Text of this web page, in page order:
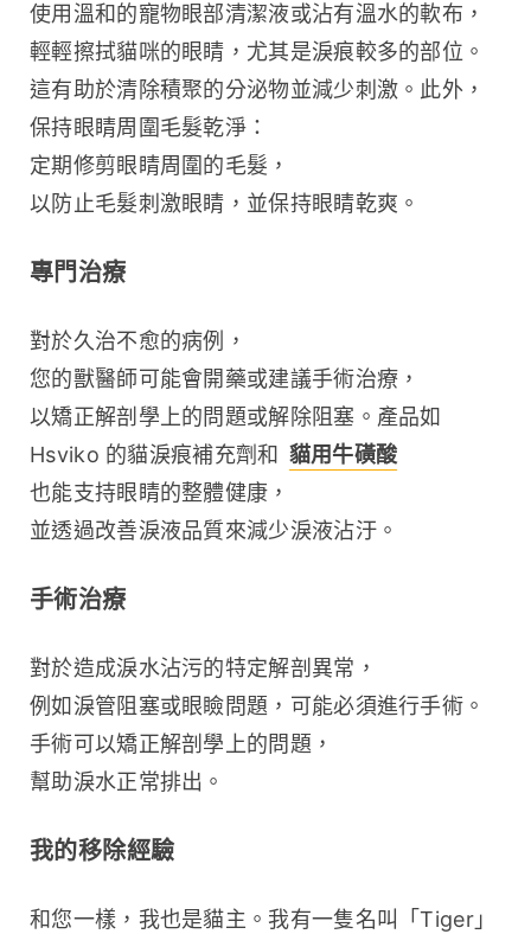
使用溫和的寵物眼部清潔液或沾有溫水的軟布，
輕輕擦拭貓咪的眼睛，尤其是淚痕較多的部位。
這有助於清除積聚的分泌物並減少刺激。此外，
保持眼睛周圍毛髮乾淨：
定期修剪眼睛周圍的毛髮，
以防止毛髮刺激眼睛，並保持眼睛乾爽。
專門治療
對於久治不愈的病例，
您的獸醫師可能會開藥或建議手術治療，
以矯正解剖學上的問題或解除阻塞。產品如
Hsviko 的貓淚痕補充劑和 貓用牛磺酸
也能支持眼睛的整體健康，
並透過改善淚液品質來減少淚液沾汙。
手術治療
對於造成淚水沾污的特定解剖異常，
例如淚管阻塞或眼瞼問題，可能必須進行手術。
手術可以矯正解剖學上的問題，
幫助淚水正常排出。
我的移除經驗
和您一樣，我也是貓主。我有一隻名叫「Tiger」